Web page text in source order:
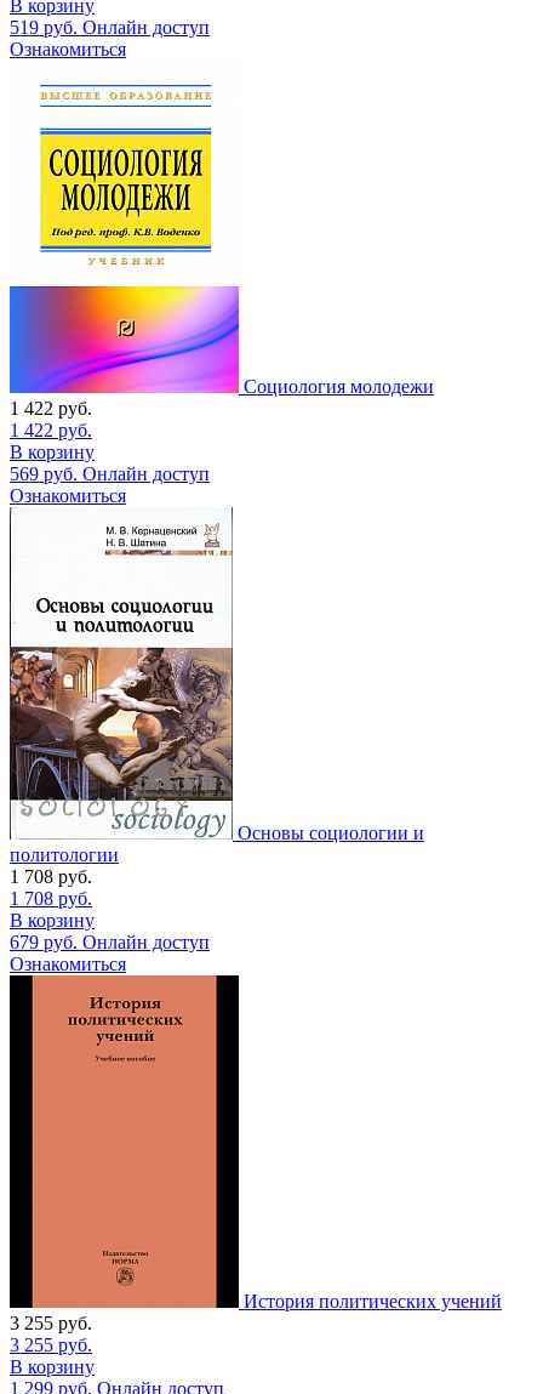
В корзину
519 руб. Онлайн доступ
Ознакомиться
Социология молодежи
1 422 руб.
1 422 руб.
В корзину
569 руб. Онлайн доступ
Ознакомиться
Основы социологии и
политологии
1 708 руб.
1 708 руб.
В корзину
679 руб. Онлайн доступ
Ознакомиться
История политических учений
3 255 руб.
3 255 руб.
В корзину
1 299 руб. Онлайн доступ